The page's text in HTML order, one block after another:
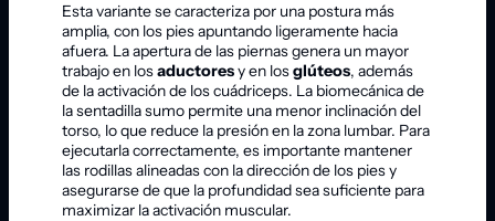
Esta variante se caracteriza por una postura más
amplia, con los pies apuntando ligeramente hacia
afuera. La apertura de las piernas genera un mayor
trabajo en losaductoresy en losglúteos, además
de la activación de los cuádriceps. La biomecánica de
la sentadilla sumo permite una menor inclinación del
torso, lo que reduce la presión en la zona lumbar. Para
ejecutarla correctamente, es importante mantener
las rodillas alineadas con la dirección de los pies y
asegurarse de que la profundidad sea suficiente para
maximizar la activación muscular.